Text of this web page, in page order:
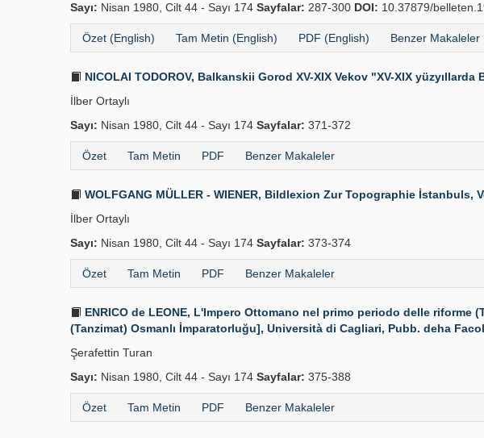
Sayı: Nisan 1980, Cilt 44 - Sayı 174 Sayfalar: 287-300 DOI: 10.37879/
Özet (English) Tam Metin (English) PDF (English) Benzer Makaleler
NICOLAI TODOROV, Balkanskii Gorod XV-XIX Vekov "XV-XIX
İlber Ortaylı
Sayı: Nisan 1980, Cilt 44 - Sayı 174 Sayfalar: 371-372
Özet Tam Metin PDF Benzer Makaleler
WOLFGANG MÜLLER - WIENER, Bildlexion Zur Topographie İstanbuls,
İlber Ortaylı
Sayı: Nisan 1980, Cilt 44 - Sayı 174 Sayfalar: 373-374
Özet Tam Metin PDF Benzer Makaleler
ENRICO de LEONE, L'Impero Ottomano nel primo periodo delle
(Tanzimat) Osmanlı İmparatorluğu], Università di Cagliari, Pubb. deha
Şerafettin Turan
Sayı: Nisan 1980, Cilt 44 - Sayı 174 Sayfalar: 375-388
Özet Tam Metin PDF Benzer Makaleler